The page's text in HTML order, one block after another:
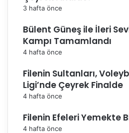
3 hafta önce
Bülent Güneş ile İleri
Kampı Tamamlandı
4 hafta önce
Filenin Sultanları,
Ligi’nde Çeyrek Finalde
4 hafta önce
Filenin Efeleri Yemekte
4 hafta önce